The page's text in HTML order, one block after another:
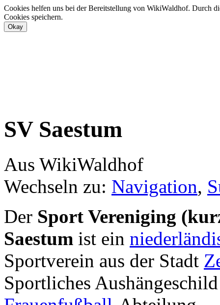
Cookies helfen uns bei der Bereitstellung von WikiWaldhof. Durch
Cookies speichern.
SV Saestum
Aus WikiWaldhof
Wechseln zu: Navigation,
Der Sport Vereniging
Saestum ist ein
Sportverein aus der Stadt
Sportliches